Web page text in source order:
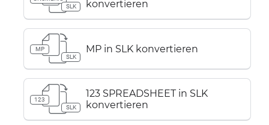
SLK
konvertieren
MP
SLK
MP in SLK konvertieren
123
SLK
123 SPREADSHEET in SLK
konvertieren